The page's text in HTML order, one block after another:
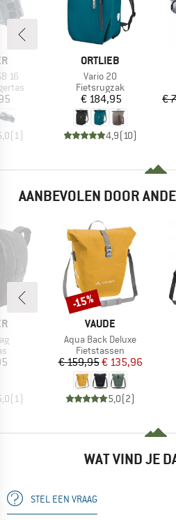
16
(1 )
MERK
ORTLIEB
Artikel
Vario 20
Productgroep
Fietsrugzak
Prijs
€ 184,95
4,9(10)
€
AANBEVOLEN DOOR
(1)
MERK
VAUDE
Artikel
Aqua Back Deluxe
Productgroep
Fietstassen
Prijs
€ 159,95Verlaagde prijs
€ 135,96
5,0(2)
Korting
-15%
WAT VIND JE
STEL EEN VRAAG